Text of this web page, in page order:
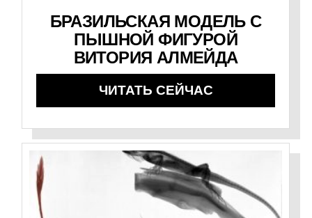
БРАЗИЛЬСКАЯ МОДЕЛЬ С
ПЫШНОЙ ФИГУРОЙ
ВИТОРИЯ АЛМЕЙДА
ЧИТАТЬ СЕЙЧАС